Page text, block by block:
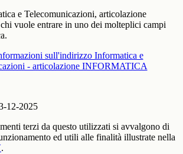
e Telecomunicazioni, articolazione
vuole entrare in uno dei molteplici campi
sull'indirizzo Informatica e
- articolazione INFORMATICA
12-2025
terzi da questo utilizzati si avvalgono di
ed utili alle finalità illustrate nella
.